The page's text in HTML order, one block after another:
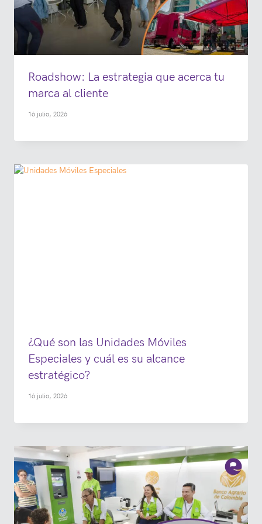
Roadshow: La estrategia que acerca tu
marca al cliente
16 julio, 2026
¿Qué son las Unidades Móviles
Especiales y cuál es su alcance
estratégico?
16 julio, 2026